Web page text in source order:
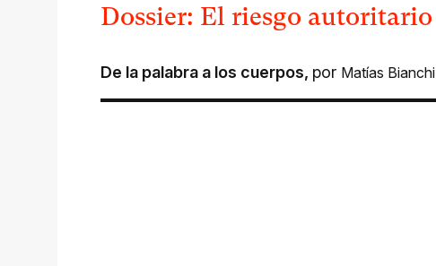
Dossier: El riesgo autoritario
De la palabra a los cuerpos, por Matías Bianchi